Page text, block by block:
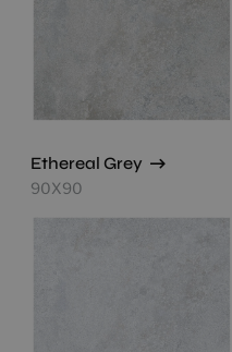
Ethereal Grey
90X90